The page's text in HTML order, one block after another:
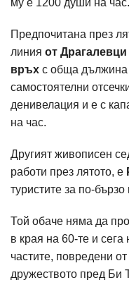
му е 1200 души на час.
Предпочитана през
линия от
връх с обща дължина
самостоятелни
денивелация и е с
на час.
Другият живописен
работи през лятото, е
туристите за по-
Той обаче няма да
в края на 60-те и
частите, повредени
дружеството пред Би